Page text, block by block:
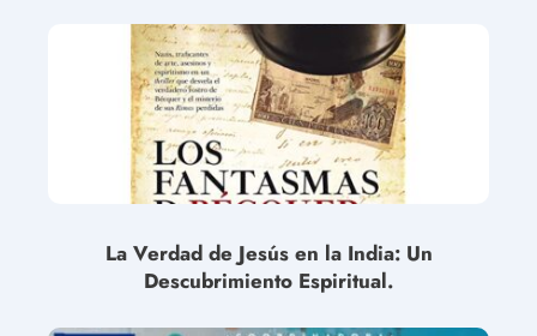
La Verdad de Jesús en la India: Un
Descubrimiento Espiritual.